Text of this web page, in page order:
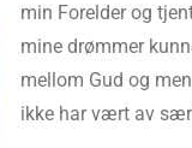
min Forelder og
mine drømmer
mellom Gud og
ikke har vært av